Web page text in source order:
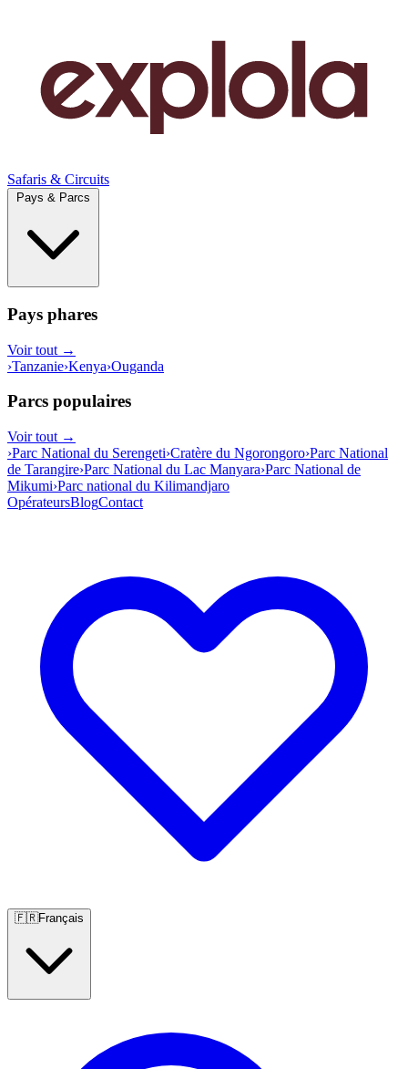
Safaris & Circuits
Pays phares
Voir tout →
›Tanzanie›Kenya›Ouganda
Parcs populaires
Voir tout →
›Parc National du Serengeti›Cratère du Ngorongoro›Parc National
de Tarangire›Parc National du Lac Manyara›Parc National de
Mikumi›Parc national du Kilimandjaro
OpérateursBlogContact
🇫🇷Français